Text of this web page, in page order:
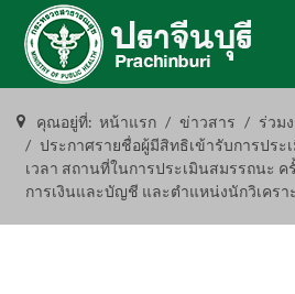
คุณอยู่ที่: หน้าแรก ข่าวสาร ร่วม
ประกาศรายชื่อผู้มีสิทธิเข้ารับการปร
เวลา สถานที่ในการประเมินสมรรถนะ ค
การเงินและบัญชี และตำแหน่งนักวิเคร